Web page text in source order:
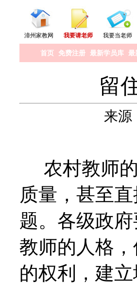
漳州家教网 我要请老师 我要当老师
首页 免费注册 最新学员库 最
留
来源
农村教师的
质量，甚至
题。各级政
教师的人格
的权利，建